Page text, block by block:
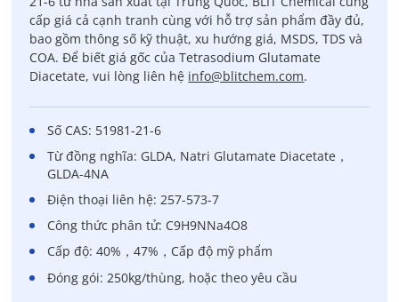
cấp giá cả cạnh tranh cùng với hỗ trợ sản phẩm đầy đủ,
bao gồm thông số kỹ thuật, xu hướng giá, MSDS, TDS và
COA. Để biết giá gốc của Tetrasodium Glutamate
Diacetate, vui lòng liên hệ info@blitchem.com.
Số CAS: 51981-21-6
Từ đồng nghĩa: GLDA, Natri Glutamate Diacetate，
GLDA-4NA
Điện thoại liên hệ: 257-573-7
Công thức phân tử: C9H9NNa4O8
Cấp độ: 40%，47%，Cấp độ mỹ phẩm
Đóng gói: 250kg/thùng, hoặc theo yêu cầu